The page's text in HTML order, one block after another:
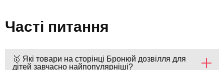
Часті питання
🥇 Які товари на сторінці Бронюй дозвілля для
дітей завчасно найпопулярніші?